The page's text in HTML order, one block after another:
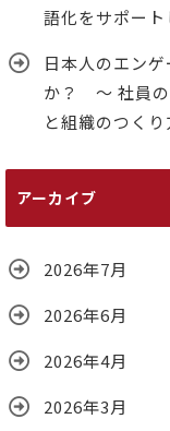
語化をサポート
日本人のエン
か？ ～ 社員の
と組織のつくり
アーカイブ
2026年7月
2026年6月
2026年4月
2026年3月